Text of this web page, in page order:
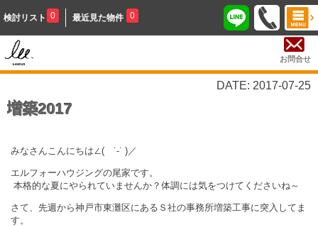
検討リスト 0 最近見た物件 0
お問合せ
DATE: 2017-07-25
増築2017
みなさんこんにちは∠( ˙-˙ )／
エルフォーハウジングの尾家です。
本格的な夏にやられていませんか？体調には気をつけてくださいね～
さて、先週から神戸市東灘区にあるＳ社の事務所増築工事に突入してま
す。